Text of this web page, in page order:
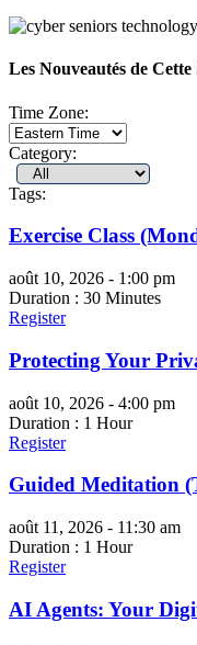
Les Nouveautés de Cette
Time Zone:
Category:
Tags:
Exercise Class
août 10, 2026 - 1:00 pm
Duration : 30 Minutes
Register
Protecting Your
août 10, 2026 - 4:00 pm
Duration : 1 Hour
Register
Guided Meditation
août 11, 2026 - 11:30 am
Duration : 1 Hour
Register
AI Agents: Your